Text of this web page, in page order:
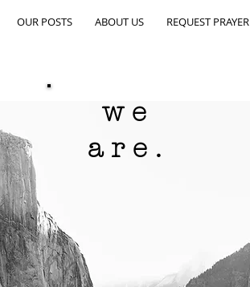
OUR POSTS ABOUT US REQUEST PRAYER
we
are.